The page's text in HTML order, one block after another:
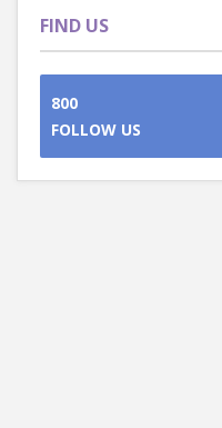
FIND US
800
FOLLOW US